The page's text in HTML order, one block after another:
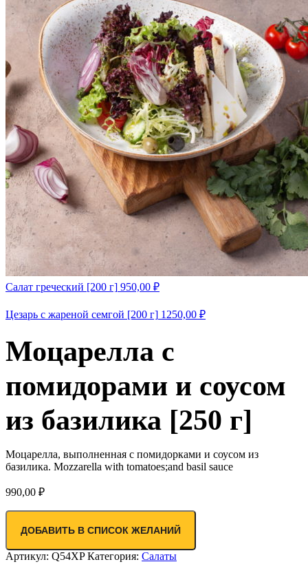
Салат греческий [200 г] 950,00 ₽
Цезарь с жареной семгой [200 г] 1250,00 ₽
Моцарелла с
помидорами и соусом
из базилика [250 г]
Моцарелла, выполненная с помидорками и соусом из
базилика. Mozzarella with tomatoes;and basil sauce
990,00 ₽
ДОБАВИТЬ В СПИСОК ЖЕЛАНИЙ
Артикул: Q54XP Категория: Салаты